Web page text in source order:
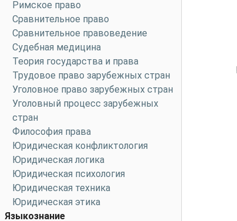
Римское право
Сравнительное право
Сравнительное правоведение
Судебная медицина
Теория государства и права
Трудовое право зарубежных стран
Уголовное право зарубежных стран
Уголовный процесс зарубежных
стран
Философия права
Юридическая конфликтология
Юридическая логика
Юридическая психология
Юридическая техника
Юридическая этика
Языкознание